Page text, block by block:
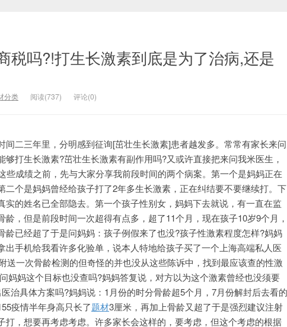
税吗?!打生长激素到底是为了治病,还是
分类 阅读(737) 评论(0)
间二三年里，分明感到征询[茁壮生长激素]患者越发多。常常有家长来问
打生长激素?茁壮生长激素有副作用吗?又或许直接把来问我米医生，
些成绩之前，先与大家分享我前段时间的两个病案。第一个是妈妈正在
二个是妈妈曾经给孩子打了2年多生长激素，正在纠结要不要继续打。下
实的姓名已全部隐去。第一个孩子性别女，妈妈下去就说，有一直在监
，但是前段时间一次超得有点多，超了11个月，现在孩子10岁9个月，
龄已经超了于是问妈妈：孩子例假来了也没?孩子性激素程度怎样?妈妈
出手机给我看许多化验单，说本人特地给孩子买了一个上海高端私人医
送一次骨龄检测的但奇怪的并也没从这些陈诉中，找到最应该查的性激
妈妈这个目标也没查吗?妈妈答复说，对方以为这个激素曾经也没须要
治具体方案吗?妈妈说：1月份的时分骨龄超5个月，7月份解封后去看的
疫情半年身高只长了题材3厘米，再加上骨龄又超了于是强烈建议注射
打，想要再考虑考虑。许多家长会这样的，要考虑，但这个考虑的根据